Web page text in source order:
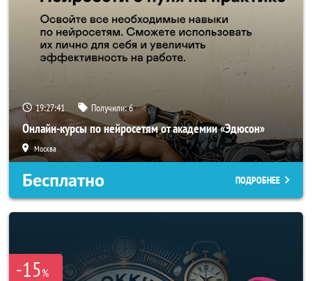
19:27:38 Получили:6
Онлайн-курсы по нейросетям от академии «Эдюсон»
Москва
Бесплатно ПОДРОБНЕЕ
-15%